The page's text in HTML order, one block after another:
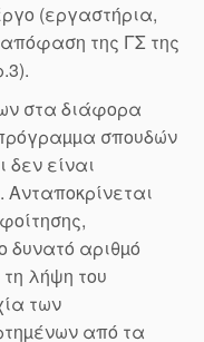
(εργαστήρια,
της ΓΣ της
στα διάφορα
σπουδών
δεν είναι
Ανταποκρίνεται
δυνατό αριθµό
λήψη του
των
από τα